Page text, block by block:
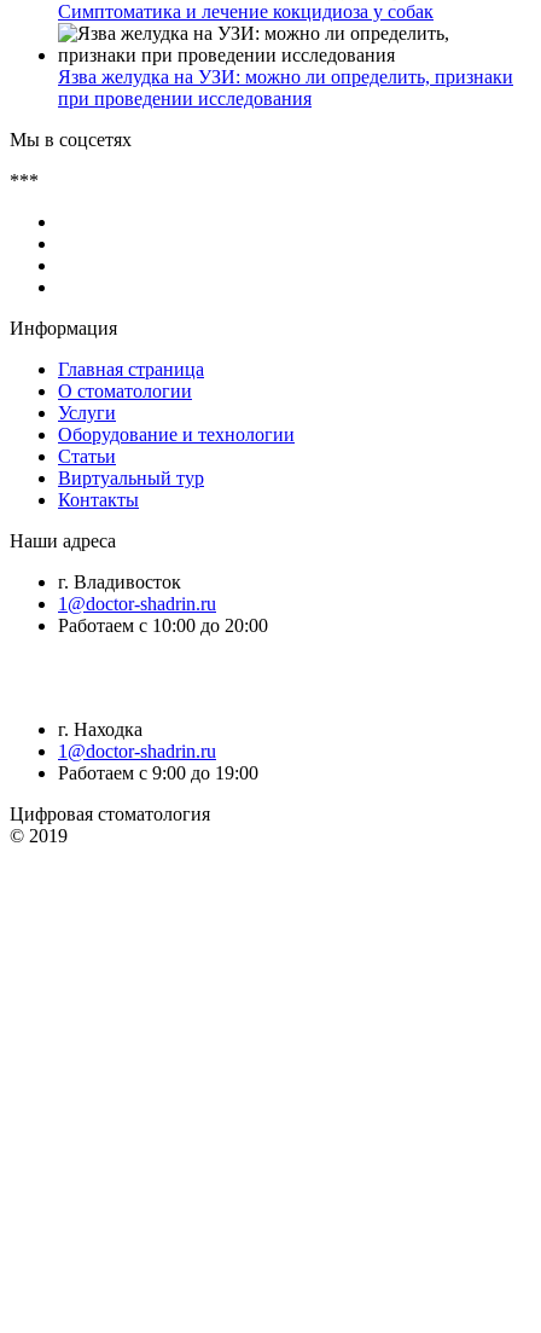
Симптоматика и лечение кокцидиоза у собак
Язва желудка на УЗИ: можно ли определить, признаки
при проведении исследования
Мы в соцсетях
***
Информация
Главная страница
О стоматологии
Услуги
Оборудование и технологии
Статьи
Виртуальный тур
Контакты
Наши адреса
г. Владивосток
1@doctor-shadrin.ru
Работаем с 10:00 до 20:00
г. Находка
1@doctor-shadrin.ru
Работаем с 9:00 до 19:00
Цифровая стоматология
© 2019